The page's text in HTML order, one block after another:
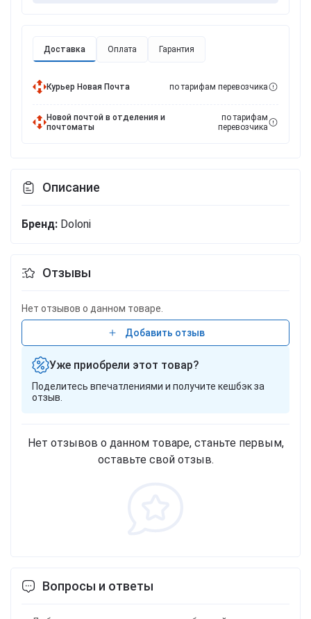
Доставка Оплата Гарантия
Курьер Новая Почта по тарифам перевозчика
Новой почтой в отделения и
почтоматы
по тарифам
перевозчика
Описание
Бренд: Doloni
Отзывы
Нет отзывов о данном товаре.
Добавить отзыв
Уже приобрели этот товар?
Поделитесь впечатлениями и получите кешбэк за
отзыв.
Нет отзывов о данном товаре, станьте первым,
оставьте свой отзыв.
Вопросы и ответы